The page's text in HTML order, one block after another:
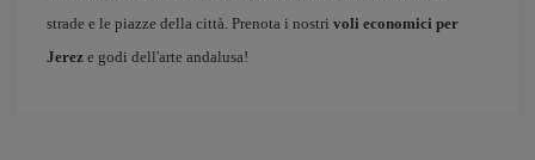
strade e le piazze della città. Prenota i nostri voli economici per
Jerez e godi dell'arte andalusa!